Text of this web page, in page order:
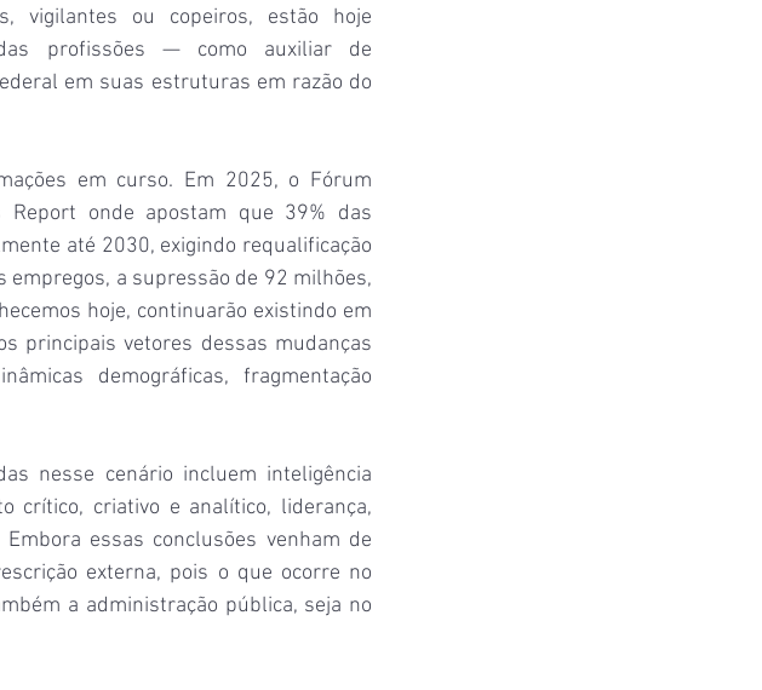
vigilantes ou copeiros, estão hoje
profissões — como auxiliar de
em suas estruturas em razão do
em curso. Em 2025, o Fórum
onde apostam que 39% das
até 2030, exigindo requalificação
empregos, a supressão de 92 milhões,
hoje, continuarão existindo em
principais vetores dessas mudanças
demográficas, fragmentação
nesse cenário incluem inteligência
crítico, criativo e analítico, liderança,
essas conclusões venham de
externa, pois o que ocorre no
a administração pública, seja no